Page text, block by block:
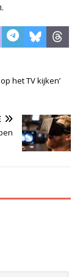
het TV kijken’